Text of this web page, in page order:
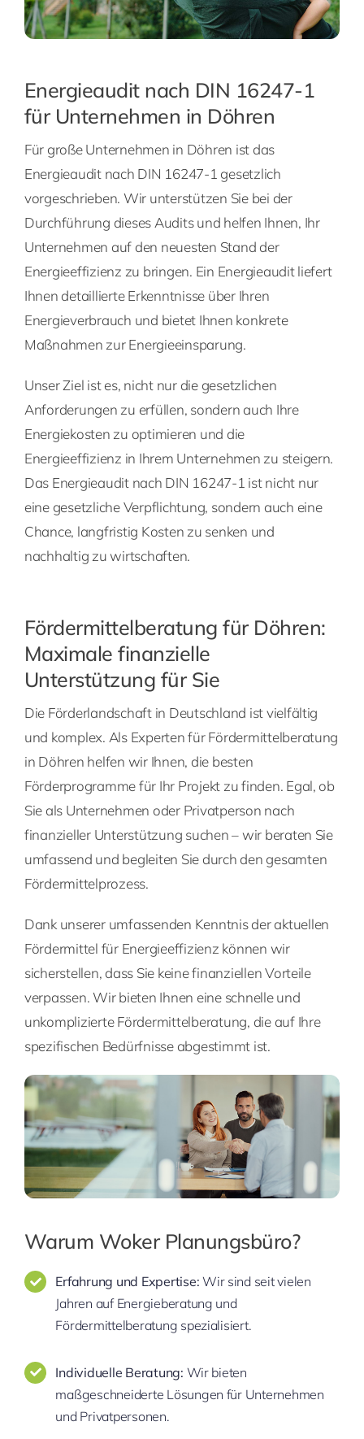
Energieaudit nach DIN 16247-1
für Unternehmen in Döhren
Für große Unternehmen in Döhren ist das
Energieaudit nach DIN 16247-1 gesetzlich
vorgeschrieben. Wir unterstützen Sie bei der
Durchführung dieses Audits und helfen Ihnen, Ihr
Unternehmen auf den neuesten Stand der
Energieeffizienz zu bringen. Ein Energieaudit liefert
Ihnen detaillierte Erkenntnisse über Ihren
Energieverbrauch und bietet Ihnen konkrete
Maßnahmen zur Energieeinsparung.
Unser Ziel ist es, nicht nur die gesetzlichen
Anforderungen zu erfüllen, sondern auch Ihre
Energiekosten zu optimieren und die
Energieeffizienz in Ihrem Unternehmen zu steigern.
Das Energieaudit nach DIN 16247-1 ist nicht nur
eine gesetzliche Verpflichtung, sondern auch eine
Chance, langfristig Kosten zu senken und
nachhaltig zu wirtschaften.
Fördermittelberatung für Döhren:
Maximale finanzielle
Unterstützung für Sie
Die Förderlandschaft in Deutschland ist vielfältig
und komplex. Als Experten für Fördermittelberatung
in Döhren helfen wir Ihnen, die besten
Förderprogramme für Ihr Projekt zu finden. Egal, ob
Sie als Unternehmen oder Privatperson nach
finanzieller Unterstützung suchen – wir beraten Sie
umfassend und begleiten Sie durch den gesamten
Fördermittelprozess.
Dank unserer umfassenden Kenntnis der aktuellen
Fördermittel für Energieeffizienz können wir
sicherstellen, dass Sie keine finanziellen Vorteile
verpassen. Wir bieten Ihnen eine schnelle und
unkomplizierte Fördermittelberatung, die auf Ihre
spezifischen Bedürfnisse abgestimmt ist.
Warum Woker Planungsbüro?
Erfahrung und Expertise: Wir sind seit vielen
Jahren auf Energieberatung und
Fördermittelberatung spezialisiert.
Individuelle Beratung: Wir bieten
maßgeschneiderte Lösungen für Unternehmen
und Privatpersonen.